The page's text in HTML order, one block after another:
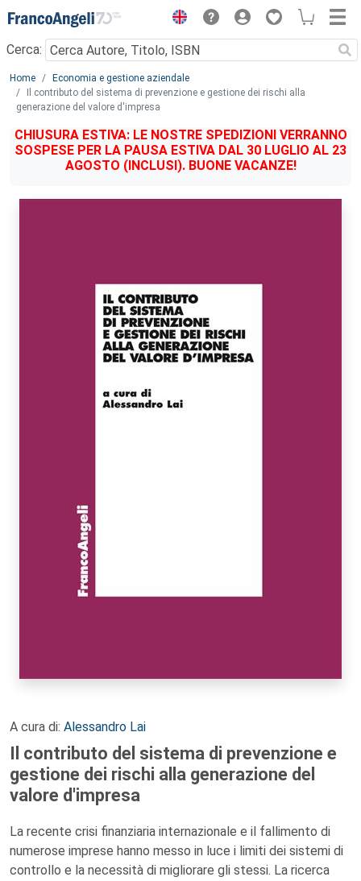
Menu
Cerca:
Main content
Home
Economia e gestione aziendale
Il contributo del sistema di prevenzione e gestione dei rischi alla
generazione del valore d'impresa
CHIUSURA ESTIVA: LE NOSTRE SPEDIZIONI VERRANNO
SOSPESE PER LA PAUSA ESTIVA DAL 30 LUGLIO AL 23
AGOSTO (INCLUSI). BUONE VACANZE!
A cura di: Alessandro Lai
Il contributo del sistema di prevenzione e
gestione dei rischi alla generazione del
valore d'impresa
La recente crisi finanziaria internazionale e il fallimento di
numerose imprese hanno messo in luce i limiti dei sistemi di
controllo e la necessità di migliorare gli stessi. La ricerca